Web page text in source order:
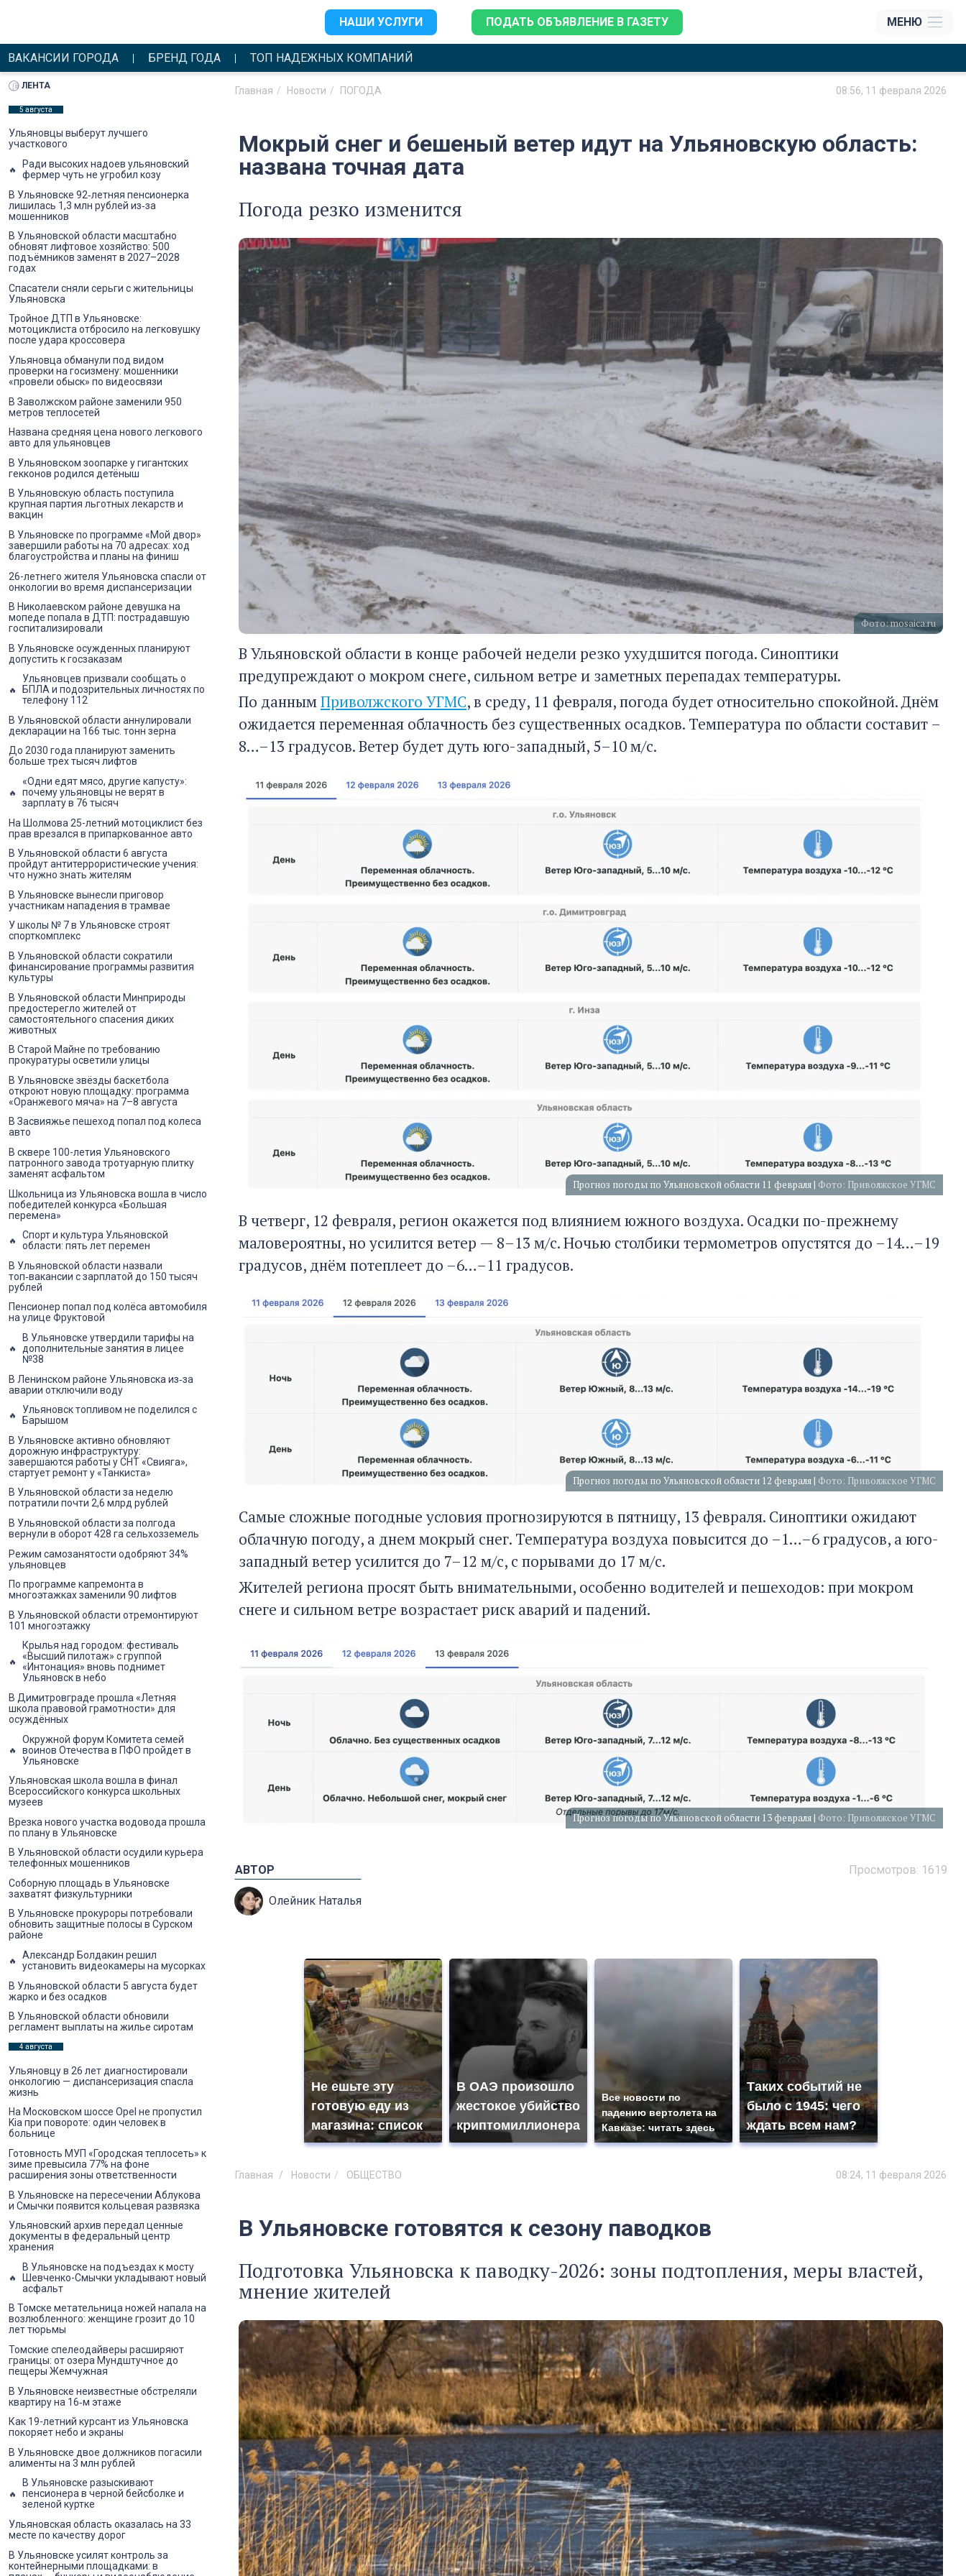
НАШИ УСЛУГИ ПОДАТЬ ОБЪЯВЛЕНИЕ В ГАЗЕТУ МЕНЮ
ВАКАНСИИ ГОРОДА БРЕНД ГОДА ТОП НАДЕЖНЫХ КОМПАНИЙ
Главная Новости ПОГОДА 08:56, 11 февраля 2026
Мокрый снег и бешеный ветер идут на Ульяновскую область:
названа точная дата
Погода резко изменится
Фото: mosaica.ru
В Ульяновской области в конце рабочей недели резко ухудшится погода. Синоптики
предупреждают о мокром снеге, сильном ветре и заметных перепадах температуры.
По даннымПриволжского УГМС, в среду, 11 февраля, погода будет относительно спокойной. Днём
ожидается переменная облачность без существенных осадков. Температура по области составит –
8…–13 градусов. Ветер будет дуть юго-западный, 5–10 м/с.
Прогноз погоды по Ульяновской области 11 февраля | Фото: Приволжское УГМС
В четверг, 12 февраля, регион окажется под влиянием южного воздуха. Осадки по-прежнему
маловероятны, но усилится ветер — 8–13 м/с. Ночью столбики термометров опустятся до –14…–19
градусов, днём потеплеет до –6…–11 градусов.
Прогноз погоды по Ульяновской области 12 февраля | Фото: Приволжское УГМС
Самые сложные погодные условия прогнозируются в пятницу, 13 февраля. Синоптики ожидают
облачную погоду, а днем мокрый снег. Температура воздуха повысится до –1…–6 градусов, а юго-
западный ветер усилится до 7–12 м/с, с порывами до 17 м/с.
Жителей региона просят быть внимательными, особенно водителей и пешеходов: при мокром
снеге и сильном ветре возрастает риск аварий и падений.
Прогноз погоды по Ульяновской области 13 февраля | Фото: Приволжское УГМС
Просмотров: 1619
АВТОР
Олейник Наталья
Не ешьте эту
готовую еду из
магазина: список
В ОАЭ произошло
жестокое убийство
криптомиллионера
Все новости по
падению вертолета на
Кавказе: читать здесь
Таких событий не
было с 1945: чего
ждать всем нам?
Главная Новости ОБЩЕСТВО 08:24, 11 февраля 2026
В Ульяновске готовятся к сезону паводков
Подготовка Ульяновска к паводку-2026: зоны подтопления, меры властей,
мнение жителей
ЛЕНТА
5 августа
Ульяновцы выберут лучшего
участкового
Ради высоких надоев ульяновский
фермер чуть не угробил козу
В Ульяновске 92‑летняя пенсионерка
лишилась 1,3 млн рублей из‑за
мошенников
В Ульяновской области масштабно
обновят лифтовое хозяйство: 500
подъёмников заменят в 2027–2028
годах
Спасатели сняли серьги с жительницы
Ульяновска
Тройное ДТП в Ульяновске:
мотоциклиста отбросило на легковушку
после удара кроссовера
Ульяновца обманули под видом
проверки на госизмену: мошенники
«провели обыск» по видеосвязи
В Заволжском районе заменили 950
метров теплосетей
Названа средняя цена нового легкового
авто для ульяновцев
В Ульяновском зоопарке у гигантских
гекконов родился детёныш
В Ульяновскую область поступила
крупная партия льготных лекарств и
вакцин
В Ульяновске по программе «Мой двор»
завершили работы на 70 адресах: ход
благоустройства и планы на финиш
26-летнего жителя Ульяновска спасли от
онкологии во время диспансеризации
В Николаевском районе девушка на
мопеде попала в ДТП: пострадавшую
госпитализировали
В Ульяновске осужденных планируют
допустить к госзаказам
Ульяновцев призвали сообщать о
БПЛА и подозрительных личностях по
телефону 112
В Ульяновской области аннулировали
декларации на 166 тыс. тонн зерна
До 2030 года планируют заменить
больше трех тысяч лифтов
«Одни едят мясо, другие капусту»:
почему ульяновцы не верят в
зарплату в 76 тысяч
На Шолмова 25-летний мотоциклист без
прав врезался в припаркованное авто
В Ульяновской области 6 августа
пройдут антитеррористические учения:
что нужно знать жителям
В Ульяновске вынесли приговор
участникам нападения в трамвае
У школы № 7 в Ульяновске строят
спорткомплекс
В Ульяновской области сократили
финансирование программы развития
культуры
В Ульяновской области Минприроды
предостерегло жителей от
самостоятельного спасения диких
животных
В Старой Майне по требованию
прокуратуры осветили улицы
В Ульяновске звёзды баскетбола
откроют новую площадку: программа
«Оранжевого мяча» на 7–8 августа
В Засвияжье пешеход попал под колеса
авто
В сквере 100-летия Ульяновского
патронного завода тротуарную плитку
заменят асфальтом
Школьница из Ульяновска вошла в число
победителей конкурса «Большая
перемена»
Спорт и культура Ульяновской
области: пять лет перемен
В Ульяновской области назвали
топ‑вакансии с зарплатой до 150 тысяч
рублей
Пенсионер попал под колёса автомобиля
на улице Фруктовой
В Ульяновске утвердили тарифы на
дополнительные занятия в лицее
№38
В Ленинском районе Ульяновска из‑за
аварии отключили воду
Ульяновск топливом не поделился с
Барышом
В Ульяновске активно обновляют
дорожную инфраструктуру:
завершаются работы у СНТ «Свияга»,
стартует ремонт у «Танкиста»
В Ульяновской области за неделю
потратили почти 2,6 млрд рублей
В Ульяновской области за полгода
вернули в оборот 428 га сельхозземель
Режим самозанятости одобряют 34%
ульяновцев
По программе капремонта в
многоэтажках заменили 90 лифтов
В Ульяновской области отремонтируют
101 многоэтажку
Крылья над городом: фестиваль
«Высший пилотаж» с группой
«Интонация» вновь поднимет
Ульяновск в небо
В Димитровграде прошла «Летняя
школа правовой грамотности» для
осуждённых
Окружной форум Комитета семей
воинов Отечества в ПФО пройдет в
Ульяновске
Ульяновская школа вошла в финал
Всероссийского конкурса школьных
музеев
Врезка нового участка водовода прошла
по плану в Ульяновске
В Ульяновской области осудили курьера
телефонных мошенников
Соборную площадь в Ульяновске
захватят физкультурники
В Ульяновске прокуроры потребовали
обновить защитные полосы в Сурском
районе
Александр Болдакин решил
установить видеокамеры на мусорках
В Ульяновской области 5 августа будет
жарко и без осадков
В Ульяновской области обновили
регламент выплаты на жилье сиротам
4 августа
Ульяновцу в 26 лет диагностировали
онкологию — диспансеризация спасла
жизнь
На Московском шоссе Opel не пропустил
Kia при повороте: один человек в
больнице
Готовность МУП «Городская теплосеть» к
зиме превысила 77% на фоне
расширения зоны ответственности
В Ульяновске на пересечении Аблукова
и Смычки появится кольцевая развязка
Ульяновский архив передал ценные
документы в федеральный центр
хранения
В Ульяновске на подъездах к мосту
Шевченко-Смычки укладывают новый
асфальт
В Томске метательница ножей напала на
возлюбленного: женщине грозит до 10
лет тюрьмы
Томские спелеодайверы расширяют
границы: от озера Мундштучное до
пещеры Жемчужная
В Ульяновске неизвестные обстреляли
квартиру на 16‑м этаже
Как 19-летний курсант из Ульяновска
покоряет небо и экраны
В Ульяновске двое должников погасили
алименты на 3 млн рублей
В Ульяновске разыскивают
пенсионера в черной бейсболке и
зеленой куртке
Ульяновская область оказалась на 33
месте по качеству дорог
В Ульяновске усилят контроль за
контейнерными площадками: в